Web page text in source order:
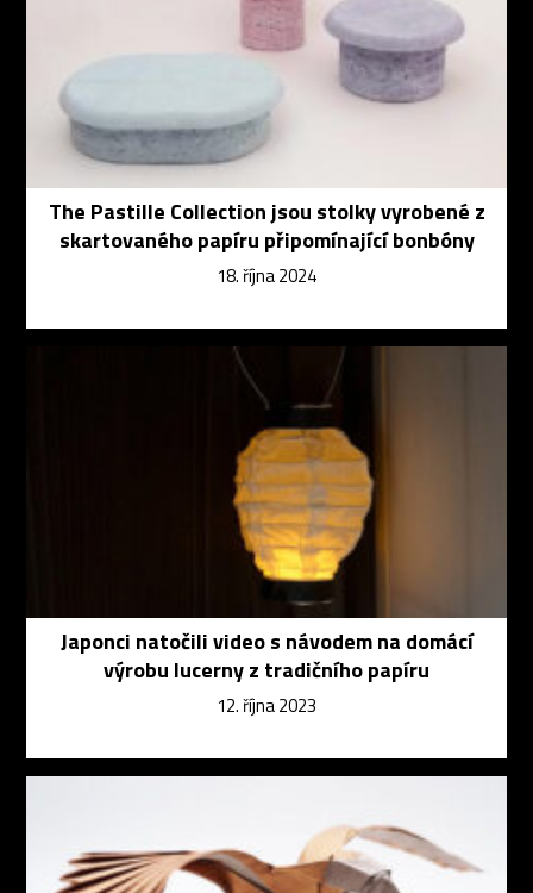
The Pastille Collection jsou stolky vyrobené z
skartovaného papíru připomínající bonbóny
18. října 2024
Japonci natočili video s návodem na domácí
výrobu lucerny z tradičního papíru
12. října 2023